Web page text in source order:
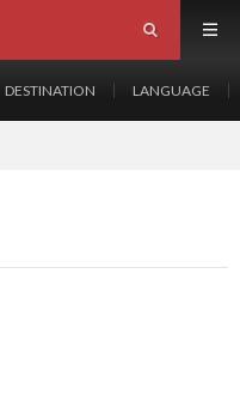
DESTINATION LANGUAGE